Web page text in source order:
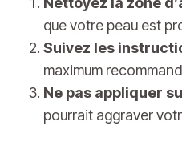
que votre peau est
Suivez les
maximum
Ne pas appliquer
pourrait aggraver